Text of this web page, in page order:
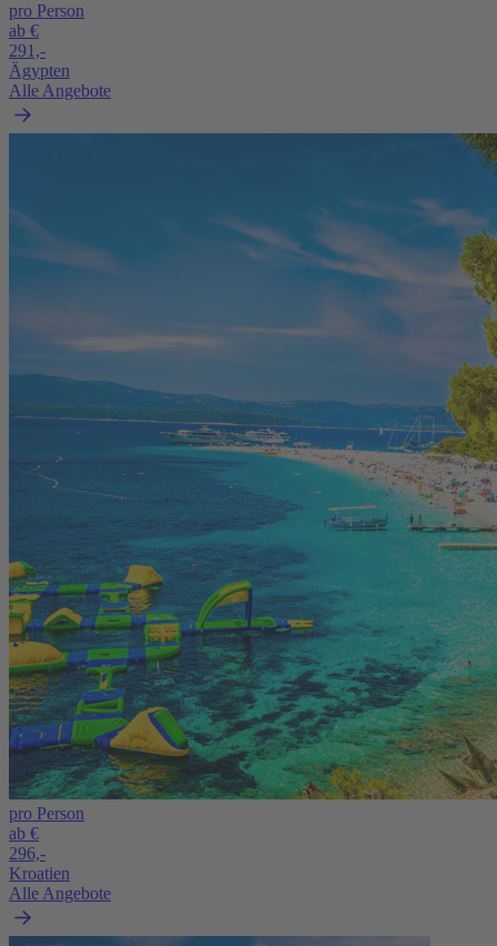
pro Person
ab €
291,-
Ägypten
Alle Angebote
pro Person
ab €
296,-
Kroatien
Alle Angebote